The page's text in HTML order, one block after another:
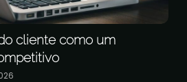
cliente como um